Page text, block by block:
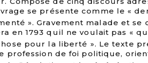
se présente comme le «
». Gravement malade et se
en 1793 quil ne voulait pas «
pour la liberté ». Le texte
profession de foi politique,